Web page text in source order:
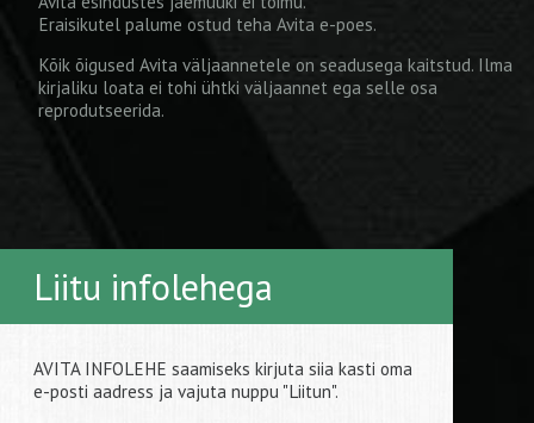
Eraisikutel palume ostud teha Avita e-poes.
Kõik õigused Avita väljaannetele on seadusega kaitstud. Ilma
kirjaliku loata ei tohi ühtki väljaannet ega selle osa
reprodutseerida.
Liitu infolehega
AVITA INFOLEHE saamiseks kirjuta siia kasti oma
e-posti aadress ja vajuta nuppu "Liitun".